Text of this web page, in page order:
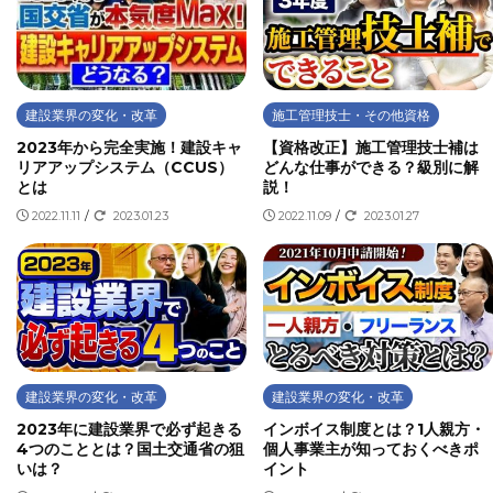
建設業界の変化・改革
2023年から完全実施！建設キャ
リアアップシステム（CCUS）
とは
2022.11.11 / 2023.01.23
施工管理技士・その他資格
【資格改正】施工管理技士補は
どんな仕事ができる？級別に解
説！
2022.11.09 / 2023.01.27
建設業界の変化・改革
2023年に建設業界で必ず起きる
4つのこととは？国土交通省の狙
いは？
建設業界の変化・改革
インボイス制度とは？1人親方・
個人事業主が知っておくべきポ
イント